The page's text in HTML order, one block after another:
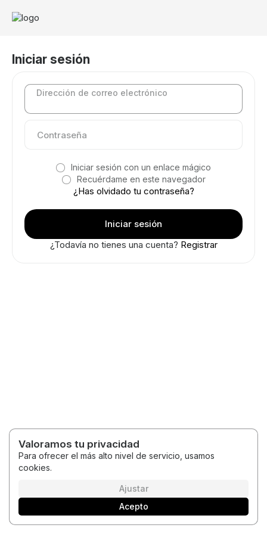
Iniciar sesión
Dirección de correo electrónico
Iniciar sesión con un enlace mágico
Recuérdame en este navegador
¿Has olvidado tu contraseña?
¿Todavía no tienes una cuenta? Registrar
Términos y condicionesPolítica de privacidad
Valoramos tu privacidad
Para ofrecer el más alto nivel de servicio, usamos
cookies.
Ajustar
Acepto